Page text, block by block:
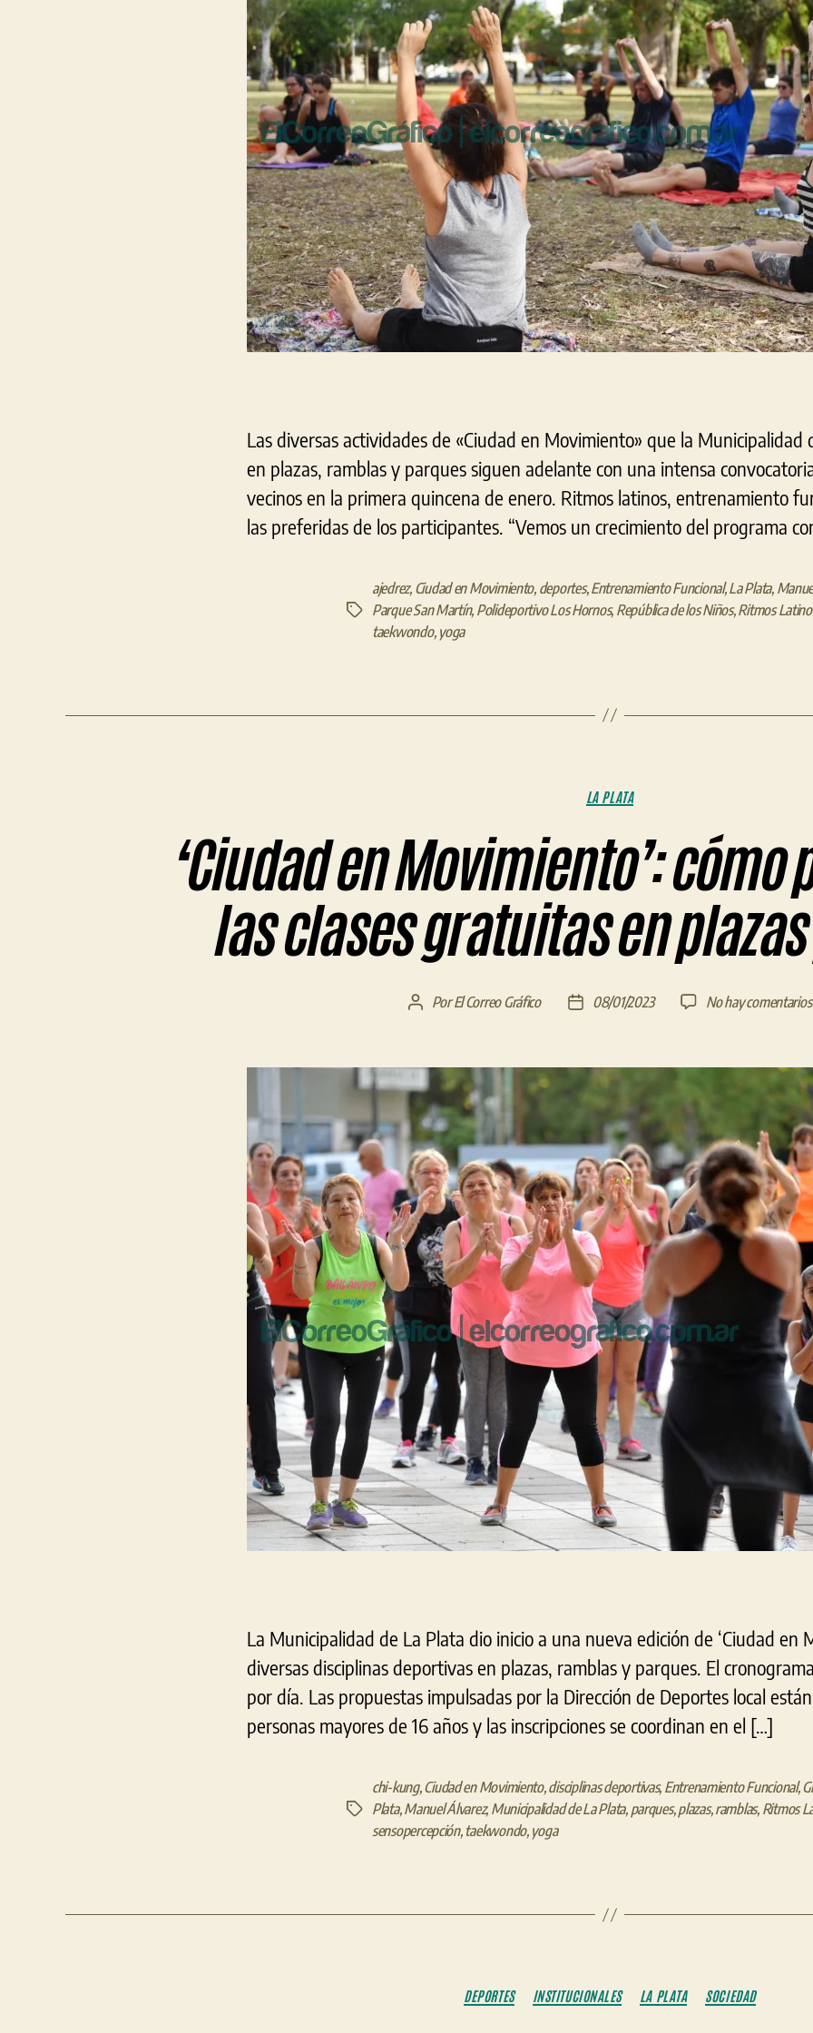
Las diversas actividades de «Ciudad en Movimiento» que la Municipalidad
en plazas, ramblas y parques siguen adelante con una intensa
vecinos en la primera quincena de enero. Ritmos latinos, entrenamiento
las preferidas de los participantes. “Vemos un crecimiento del programa
Etiquetas
ajedrez, Ciudad en Movimiento, deportes,Entrenamiento Funcional,La Plata,
Parque San Martín, Polideportivo Los Hornos, República de los Niños,Ritmos
taekwondo, yoga
Categorías
LA PLATA
‘Ciudad en Movimiento’:
las clases gratuitas en
Autor
entrada
PorEl Correo Gráfico
Fecha
entrada
08/01/2023 No hay comentarios
La Municipalidad de La Plata dio inicio a una nueva edición de ‘Ciudad en
diversas disciplinas deportivas en plazas, ramblas y parques. El
por día. Las propuestas impulsadas por la Dirección de Deportes local
personas mayores de 16 años y las inscripciones se coordinan en el […]
Etiquetas
chi-kung,Ciudad en Movimiento,disciplinas deportivas, Entrenamiento Funcional,
Plata,Manuel Álvarez, Municipalidad de La Plata, parques,plazas,ramblas, Ritmos
sensopercepción, taekwondo, yoga
Categorías
DEPORTES INSTITUCIONALES LA PLATA SOCIEDAD